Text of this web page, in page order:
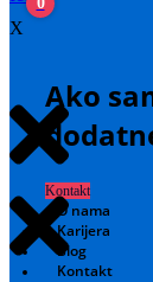
Ako
Kontakt
O nama
Karijera
Blog
Kontakt
X